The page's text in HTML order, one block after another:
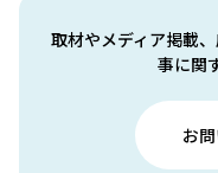
取材やメディア掲載
事に関
お